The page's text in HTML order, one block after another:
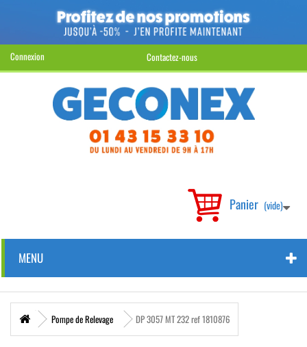
Connexion Contactez-nous
Panier (vide)
MENU
Pompe de Relevage DP 3057 MT 232 ref 1810876